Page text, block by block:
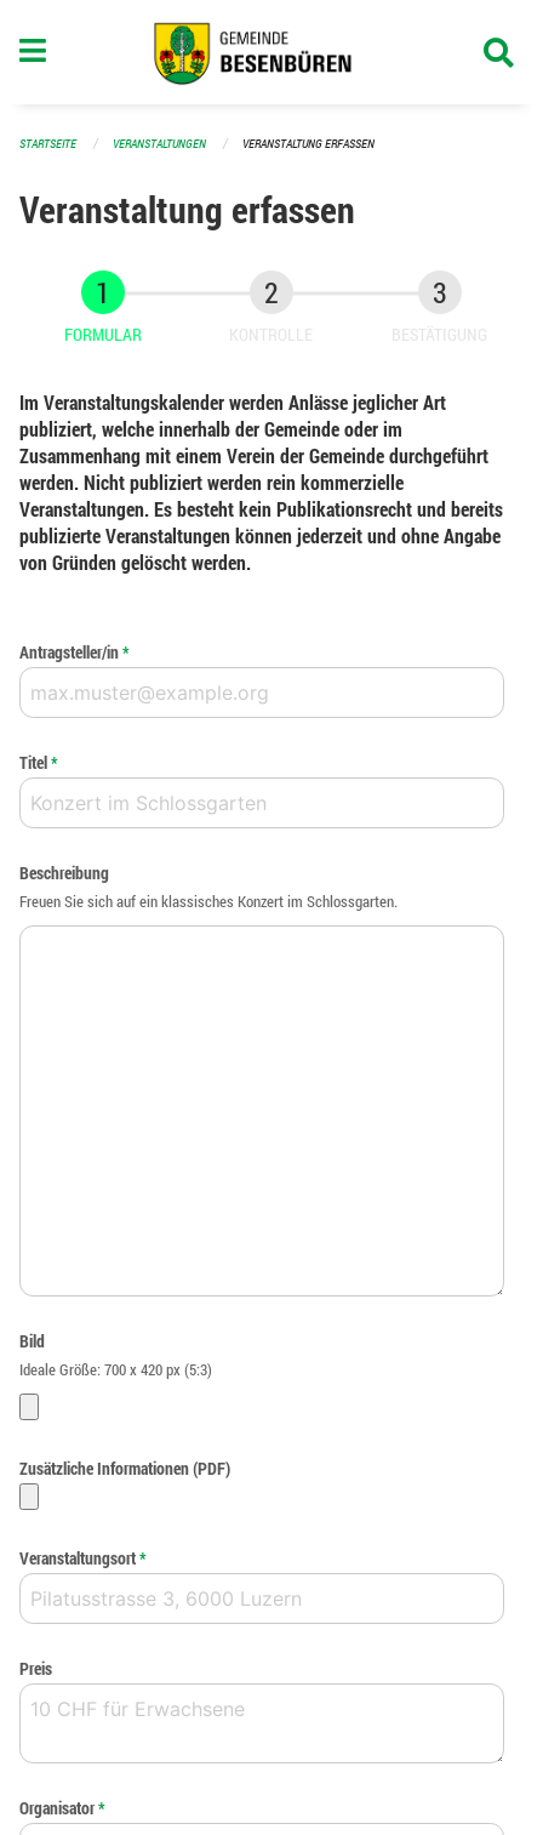
STARTSEITE VERANSTALTUNGEN VERANSTALTUNG ERFASSEN
Veranstaltung erfassen
FORMULAR KONTROLLE BESTÄTIGUNG
Im Veranstaltungskalender werden Anlässe jeglicher Art
publiziert, welche innerhalb der Gemeinde oder im
Zusammenhang mit einem Verein der Gemeinde durchgeführt
werden. Nicht publiziert werden rein kommerzielle
Veranstaltungen. Es besteht kein Publikationsrecht und bereits
publizierte Veranstaltungen können jederzeit und ohne Angabe
von Gründen gelöscht werden.
Antragsteller/in*
Titel*
Beschreibung
Freuen Sie sich auf ein klassisches Konzert im Schlossgarten.
Bild
Ideale Größe: 700 x 420 px (5:3)
Zusätzliche Informationen (PDF)
Veranstaltungsort*
Preis
Organisator*